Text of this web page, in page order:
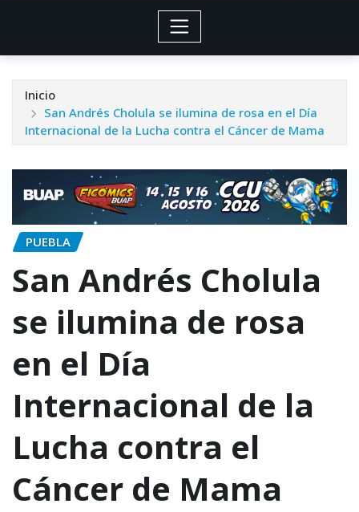
Inicio
San Andrés Cholula se ilumina de rosa en el Día
Internacional de la Lucha contra el Cáncer de Mama
PUEBLA
San Andrés Cholula
se ilumina de rosa
en el Día
Internacional de la
Lucha contra el
Cáncer de Mama